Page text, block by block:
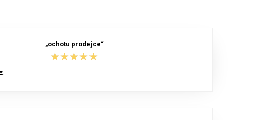
„ochotu prodejce“
★★★★★
★★★★★